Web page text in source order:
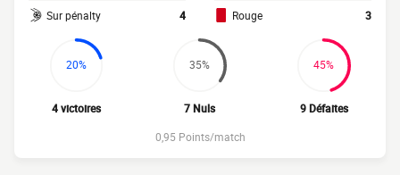
Sur pénalty 4 Rouge 3
20%
4 victoires
35%
7 Nuls
45%
9 Défaites
0,95 Points/match